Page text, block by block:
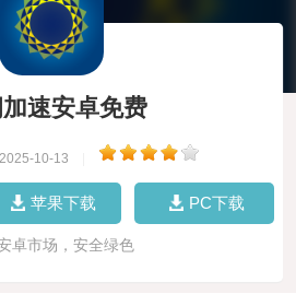
速安卓免费
10-13
苹果下载 PC下载
卓市场，安全绿色